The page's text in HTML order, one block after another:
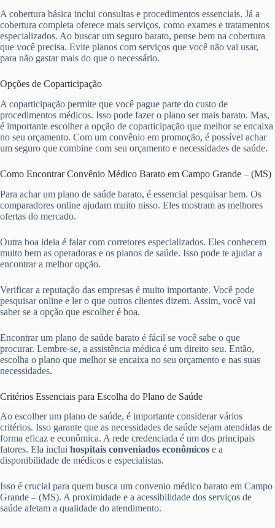
A cobertura básica inclui consultas e procedimentos essenciais. Já a
cobertura completa oferece mais serviços, como exames e tratamentos
especializados. Ao buscar um seguro barato, pense bem na cobertura
que você precisa. Evite planos com serviços que você não vai usar,
para não gastar mais do que o necessário.
Opções de Coparticipação
A coparticipação permite que você pague parte do custo de
procedimentos médicos. Isso pode fazer o plano ser mais barato. Mas,
é importante escolher a opção de coparticipação que melhor se encaixa
no seu orçamento. Com um convênio em promoção, é possível achar
um seguro que combine com seu orçamento e necessidades de saúde.
Como Encontrar Convênio Médico Barato em Campo Grande – (MS)
Para achar um plano de saúde barato, é essencial pesquisar bem. Os
comparadores online ajudam muito nisso. Eles mostram as melhores
ofertas do mercado.
Outra boa ideia é falar com corretores especializados. Eles conhecem
muito bem as operadoras e os planos de saúde. Isso pode te ajudar a
encontrar a melhor opção.
Verificar a reputação das empresas é muito importante. Você pode
pesquisar online e ler o que outros clientes dizem. Assim, você vai
saber se a opção que escolher é boa.
Encontrar um plano de saúde barato é fácil se você sabe o que
procurar. Lembre-se, a assistência médica é um direito seu. Então,
escolha o plano que melhor se encaixa no seu orçamento e nas suas
necessidades.
Critérios Essenciais para Escolha do Plano de Saúde
Ao escolher um plano de saúde, é importante considerar vários
critérios. Isso garante que as necessidades de saúde sejam atendidas de
forma eficaz e econômica. A rede credenciada é um dos principais
fatores. Ela inclui hospitais conveniados econômicos e a
disponibilidade de médicos e especialistas.
Isso é crucial para quem busca um convenio médico barato em Campo
Grande – (MS). A proximidade e a acessibilidade dos serviços de
saúde afetam a qualidade do atendimento.